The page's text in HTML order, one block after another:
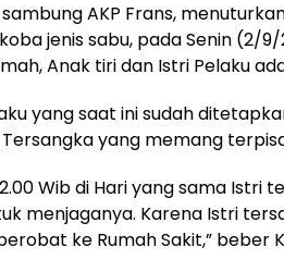
AKP Frans,
jenis sabu, pada Senin (2/9/
Anak tiri dan Istri Pelaku
yang saat ini sudah
yang memang
Wib di Hari yang sama
menjaganya. Karena Istri
ke Rumah Sakit,” beber